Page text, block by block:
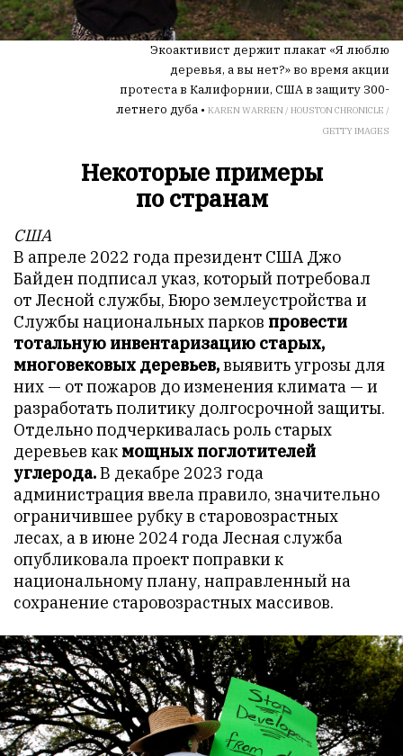
Экоактивист держит плакат «Я люблю
деревья, а вы нет?» во время акции
протеста в Калифорнии, США в защиту 300-
летнего дуба • KAREN WARREN / HOUSTON CHRONICLE /
GETTY IMAGES
Некоторые примеры
по странам
США
В апреле 2022 года президент США Джо
Байден подписал указ, который потребовал
от Лесной службы, Бюро землеустройства и
Службы национальных парков провести
тотальную инвентаризацию старых,
многовековых деревьев,выявить угрозы для
них — от пожаров до изменения климата — и
разработать политику долгосрочной защиты.
Отдельно подчеркивалась роль старых
деревьев как мощных поглотителей
углерода.В декабре 2023 года
администрация ввела правило, значительно
ограничившее рубку в старовозрастных
лесах, а в июне 2024 года Лесная служба
опубликовала проект поправки к
национальному плану, направленный на
сохранение старовозрастных массивов.